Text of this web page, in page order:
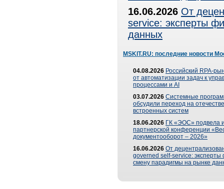
16.06.2026 От
service: эксперты
данных
MSKIT.RU: последние новости
04.08.2026 Российский RPA-
от автоматизации задач к
процессами и AI
03.07.2026 Системные
обсудили переход на
встроенных систем
18.06.2026 ГК «ЭОС» подвела
партнерской конференции
документооборот – 2026»
16.06.2026 От
governed self-service: эксперты
смену парадигмы на рынке